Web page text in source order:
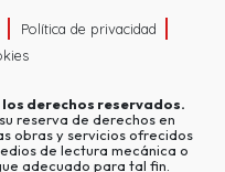
Política de privacidad
derechos reservados.
su reserva de derechos en
obras y servicios ofrecidos
de lectura mecánica o
adecuado para tal fin.